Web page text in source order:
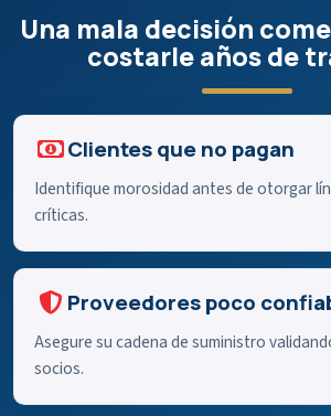
Una mala decisión
costarle años de
Clientes que no pagan
Identifique morosidad antes de otorgar
críticas.
Proveedores poco
Asegure su cadena de suministro
socios.